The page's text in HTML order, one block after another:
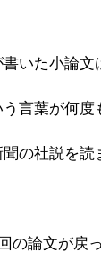
いた小論文
言葉が何度
の社説を読
の論文が戻